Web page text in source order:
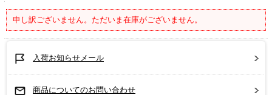
申し訳ございません。ただいま在庫がございません。
入荷お知らせメール
商品についてのお問い合わせ